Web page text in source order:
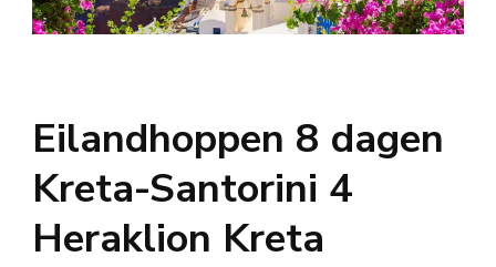
Eilandhoppen 8 dagen
Kreta-Santorini 4
Heraklion Kreta